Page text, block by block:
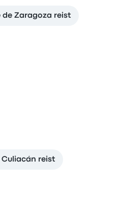
de Zaragoza reist
reist